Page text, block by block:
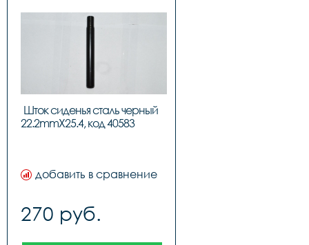
Шток сиденья сталь черный
добавить в сравнение
270 руб.